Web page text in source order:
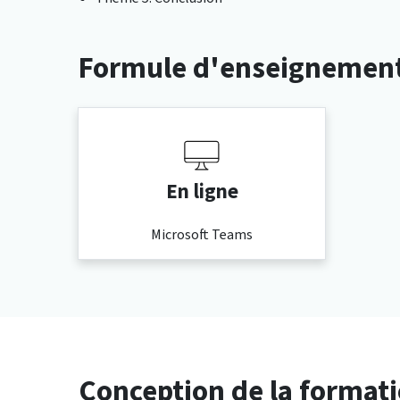
Formule
En ligne
Microsoft Teams
Conception de la